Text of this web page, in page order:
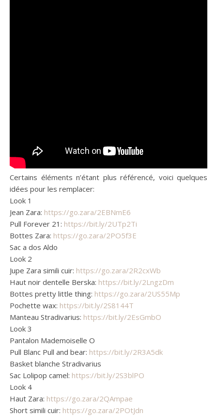
Certains éléments n’étant plus référencé, voici quelques
idées pour les remplacer:
Look 1
Jean Zara: https://go.zara/2EBNmE6
Pull Forever 21: https://bit.ly/2UTp2Ti
Bottes Zara: https://go.zara/2PO5f3E
Sac a dos Aldo
Look 2
Jupe Zara simili cuir: https://go.zara/2R2cxWb
Haut noir dentelle Berska: https://bit.ly/2LngzDm
Bottes pretty little thing: https://go.zara/2US55Mp
Pochette wax: https://bit.ly/2S8144T
Manteau Stradivarius: https://bit.ly/2EsGmbO
Look 3
Pantalon Mademoiselle O
Pull Blanc Pull and bear: https://bit.ly/2R3A5dk
Basket blanche Stradivarius
Sac Lolipop camel: https://bit.ly/2S3blPO
Look 4
Haut Zara: https://go.zara/2QAmpae
Short simili cuir: https://go.zara/2POtJdn